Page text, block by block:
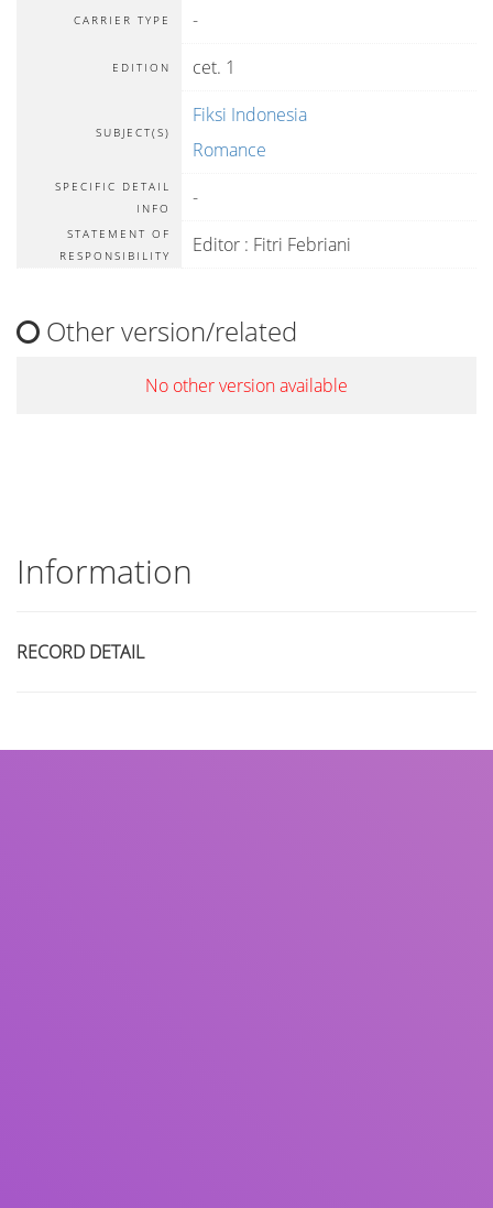
CARRIER TYPE -
EDITION cet. 1
SUBJECT(S)
Fiksi Indonesia
Romance
SPECIFIC DETAIL
INFO
-
STATEMENT OF
RESPONSIBILITY
Editor : Fitri Febriani
Other version/related
No other version available
Information
RECORD DETAIL